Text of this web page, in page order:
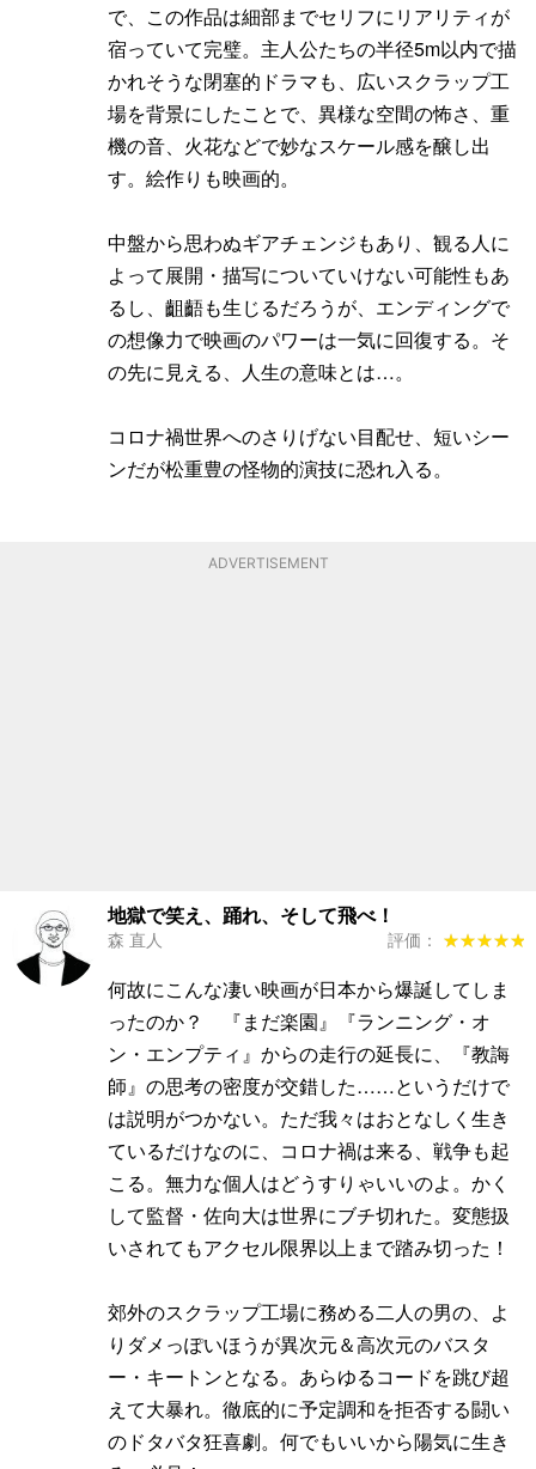
で、この作品は細部までセリフにリアリティが
宿っていて完璧。主人公たちの半径5m以内で描
かれそうな閉塞的ドラマも、広いスクラップ工
場を背景にしたことで、異様な空間の怖さ、重
機の音、火花などで妙なスケール感を醸し出
す。絵作りも映画的。
中盤から思わぬギアチェンジもあり、観る人に
よって展開・描写についていけない可能性もあ
るし、齟齬も生じるだろうが、エンディングで
の想像力で映画のパワーは一気に回復する。そ
の先に見える、人生の意味とは…。
コロナ禍世界へのさりげない目配せ、短いシー
ンだが松重豊の怪物的演技に恐れ入る。
ADVERTISEMENT
地獄で笑え、踊れ、そして飛べ！
森 直人 評価： ★★★★★
★★★★★
何故にこんな凄い映画が日本から爆誕してしま
ったのか？ 『まだ楽園』『ランニング・オ
ン・エンプティ』からの走行の延長に、『教誨
師』の思考の密度が交錯した……というだけで
は説明がつかない。ただ我々はおとなしく生き
ているだけなのに、コロナ禍は来る、戦争も起
こる。無力な個人はどうすりゃいいのよ。かく
して監督・佐向大は世界にブチ切れた。変態扱
いされてもアクセル限界以上まで踏み切った！
郊外のスクラップ工場に務める二人の男の、よ
りダメっぽいほうが異次元＆高次元のバスタ
ー・キートンとなる。あらゆるコードを跳び超
えて大暴れ。徹底的に予定調和を拒否する闘い
のドタバタ狂喜劇。何でもいいから陽気に生き